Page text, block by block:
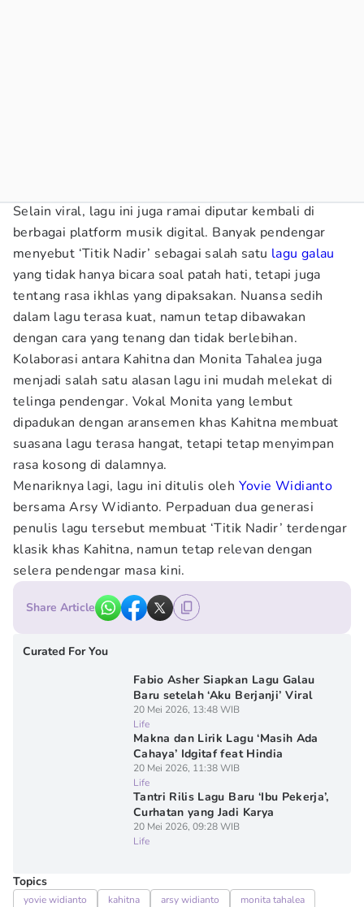
Selain viral, lagu ini juga ramai diputar kembali di
berbagai platform musik digital. Banyak pendengar
menyebut ‘Titik Nadir’ sebagai salah satu lagu galau
yang tidak hanya bicara soal patah hati, tetapi juga
tentang rasa ikhlas yang dipaksakan. Nuansa sedih
dalam lagu terasa kuat, namun tetap dibawakan
dengan cara yang tenang dan tidak berlebihan.
Kolaborasi antara Kahitna dan Monita Tahalea juga
menjadi salah satu alasan lagu ini mudah melekat di
telinga pendengar. Vokal Monita yang lembut
dipadukan dengan aransemen khas Kahitna membuat
suasana lagu terasa hangat, tetapi tetap menyimpan
rasa kosong di dalamnya.
Menariknya lagi, lagu ini ditulis oleh Yovie Widianto
bersama Arsy Widianto. Perpaduan dua generasi
penulis lagu tersebut membuat ‘Titik Nadir’ terdengar
klasik khas Kahitna, namun tetap relevan dengan
selera pendengar masa kini.
Share Article
Curated For You
Fabio Asher Siapkan Lagu Galau
Baru setelah ‘Aku Berjanji’ Viral
20 Mei 2026, 13:48 WIB
Life
Makna dan Lirik Lagu ‘Masih Ada
Cahaya’ Idgitaf feat Hindia
20 Mei 2026, 11:38 WIB
Life
Tantri Rilis Lagu Baru ‘Ibu Pekerja’,
Curhatan yang Jadi Karya
20 Mei 2026, 09:28 WIB
Life
Topics
yovie widianto kahitna arsy widianto
monita tahalea